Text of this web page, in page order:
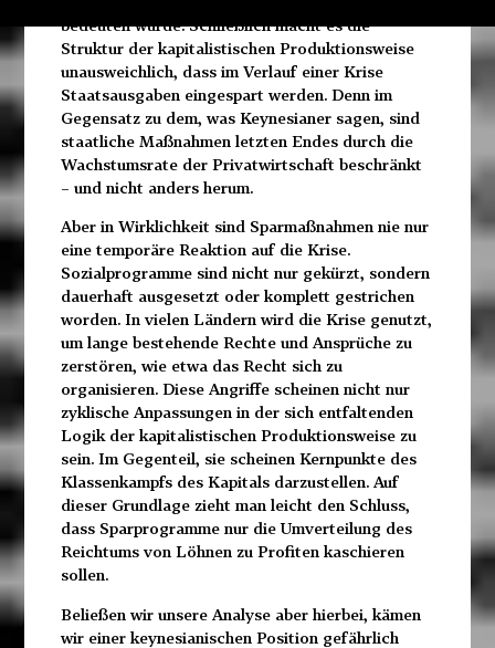
bedeuten würde. Schließlich macht es die
Struktur der kapitalistischen Produktionsweise
unausweichlich, dass im Verlauf einer Krise
Staatsausgaben eingespart werden. Denn im
Gegensatz zu dem, was Keynesianer sagen, sind
staatliche Maßnahmen letzten Endes durch die
Wachstumsrate der Privatwirtschaft beschränkt
– und nicht anders herum.
Aber in Wirklichkeit sind Sparmaßnahmen nie nur
eine temporäre Reaktion auf die Krise.
Sozialprogramme sind nicht nur gekürzt, sondern
dauerhaft ausgesetzt oder komplett gestrichen
worden. In vielen Ländern wird die Krise genutzt,
um lange bestehende Rechte und Ansprüche zu
zerstören, wie etwa das Recht sich zu
organisieren. Diese Angriffe scheinen nicht nur
zyklische Anpassungen in der sich entfaltenden
Logik der kapitalistischen Produktionsweise zu
sein. Im Gegenteil, sie scheinen Kernpunkte des
Klassenkampfs des Kapitals darzustellen. Auf
dieser Grundlage zieht man leicht den Schluss,
dass Sparprogramme nur die Umverteilung des
Reichtums von Löhnen zu Profiten kaschieren
sollen.
Beließen wir unsere Analyse aber hierbei, kämen
wir einer keynesianischen Position gefährlich